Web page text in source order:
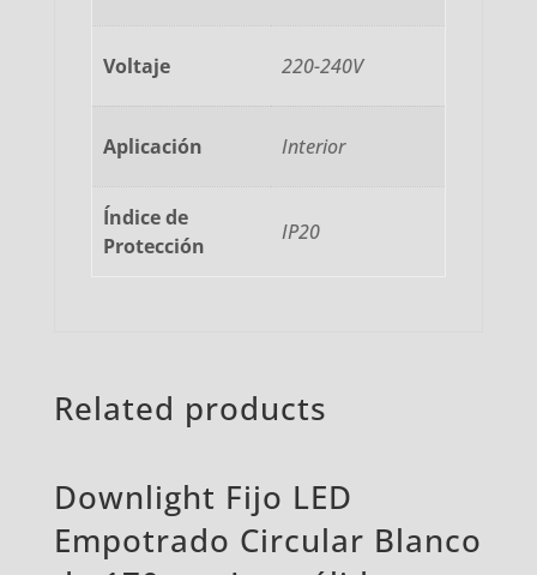
Voltaje 220-240V
Aplicación Interior
Índice de
Protección
IP20
Related products
Downlight Fijo LED
Empotrado Circular Blanco